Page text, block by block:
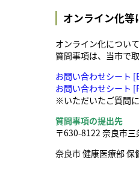
オンライン化等
オンライン化につい
質問事項は、当市で
お問い合わせシート
お問い合わせシート
※いただいたご質問
質問事項の提出先
〒630-8122 奈良市三
奈良市 健康医療部 保